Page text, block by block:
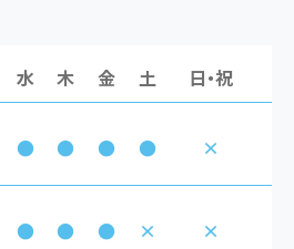
水 木 金 土 日・祝
● ● ● ● ×
● ● ● × ×